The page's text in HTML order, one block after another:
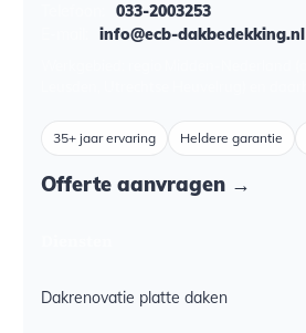
033-2003253
info@ecb-dakbedekking.nl
35+ jaar ervaring Heldere garantie
Offerte aanvragen →
Dakrenovatie platte daken